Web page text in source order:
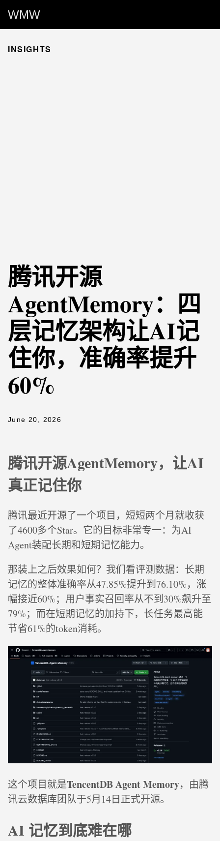
WMW
INSIGHTS
腾讯开源
AgentMemory：四
层记忆架构让AI记
住你，准确率提升
60%
June 20, 2026
腾讯开源AgentMemory，让AI
真正记住你
腾讯最近开源了一个项目，短短两个月就收获
了4600多个Star。它的目标非常专一：为AI
Agent装配长期和短期记忆能力。
那装上之后效果如何？我们看评测数据：长期
记忆的整体准确率从47.85%提升到76.10%，涨
幅接近60%；用户事实召回率从不到30%飙升至
79%；而在短期记忆的加持下，长任务最高能
节省61%的token消耗。
这个项目就是TencentDB Agent Memory，由腾
讯云数据库团队于5月14日正式开源。
AI 记忆到底难在哪